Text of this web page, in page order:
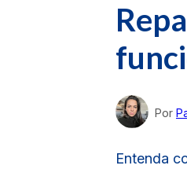
Por
Entenda